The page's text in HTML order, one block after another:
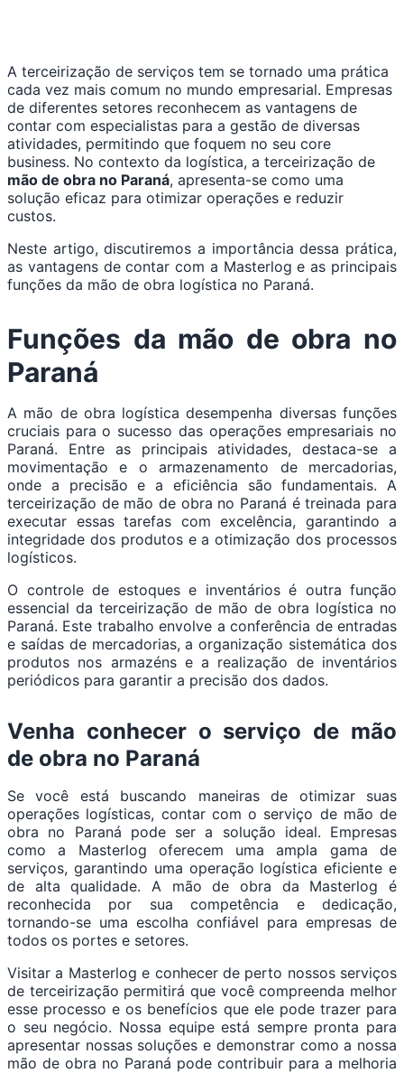
A terceirização de serviços tem se tornado uma prática
cada vez mais comum no mundo empresarial. Empresas
de diferentes setores reconhecem as vantagens de
contar com especialistas para a gestão de diversas
atividades, permitindo que foquem no seu core
business. No contexto da logística, a terceirização de
mão de obra no Paraná, apresenta-se como uma
solução eficaz para otimizar operações e reduzir
custos.
Neste artigo, discutiremos a importância dessa prática,
as vantagens de contar com a Masterlog e as principais
funções da mão de obra logística no Paraná.
Funções da mão de obra no
Paraná
A mão de obra logística desempenha diversas funções
cruciais para o sucesso das operações empresariais no
Paraná. Entre as principais atividades, destaca-se a
movimentação e o armazenamento de mercadorias,
onde a precisão e a eficiência são fundamentais. A
terceirização de mão de obra no Paraná é treinada para
executar essas tarefas com excelência, garantindo a
integridade dos produtos e a otimização dos processos
logísticos.
O controle de estoques e inventários é outra função
essencial da terceirização de mão de obra logística no
Paraná. Este trabalho envolve a conferência de entradas
e saídas de mercadorias, a organização sistemática dos
produtos nos armazéns e a realização de inventários
periódicos para garantir a precisão dos dados.
Venha conhecer o serviço de mão
de obra no Paraná
Se você está buscando maneiras de otimizar suas
operações logísticas, contar com o serviço de mão de
obra no Paraná pode ser a solução ideal. Empresas
como a Masterlog oferecem uma ampla gama de
serviços, garantindo uma operação logística eficiente e
de alta qualidade. A mão de obra da Masterlog é
reconhecida por sua competência e dedicação,
tornando-se uma escolha confiável para empresas de
todos os portes e setores.
Visitar a Masterlog e conhecer de perto nossos serviços
de terceirização permitirá que você compreenda melhor
esse processo e os benefícios que ele pode trazer para
o seu negócio. Nossa equipe está sempre pronta para
apresentar nossas soluções e demonstrar como a nossa
mão de obra no Paraná pode contribuir para a melhoria